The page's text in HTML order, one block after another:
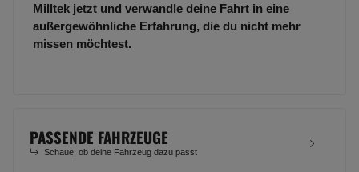
Milltek jetzt und verwandle deine Fahrt in eine
außergewöhnliche Erfahrung, die du nicht mehr
missen möchtest.
PASSENDE FAHRZEUGE
Schaue, ob deine Fahrzeug dazu passt